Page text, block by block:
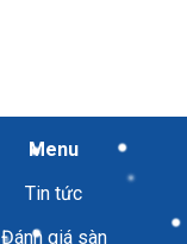
Menu
Tin tức
Đánh giá sàn